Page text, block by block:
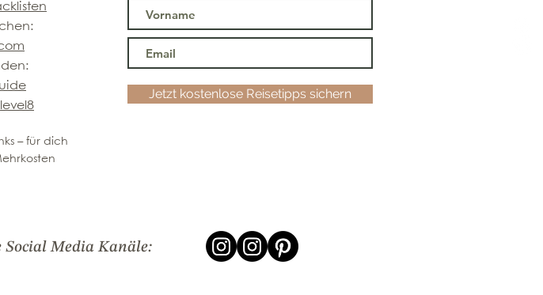
level8
– für dich
Jetzt kostenlose Reisetipps sichern
Social Media Kanäle: